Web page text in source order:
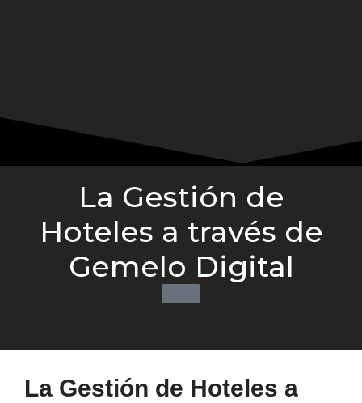
La Gestión de
Hoteles a través de
Gemelo Digital
La Gestión de Hoteles a